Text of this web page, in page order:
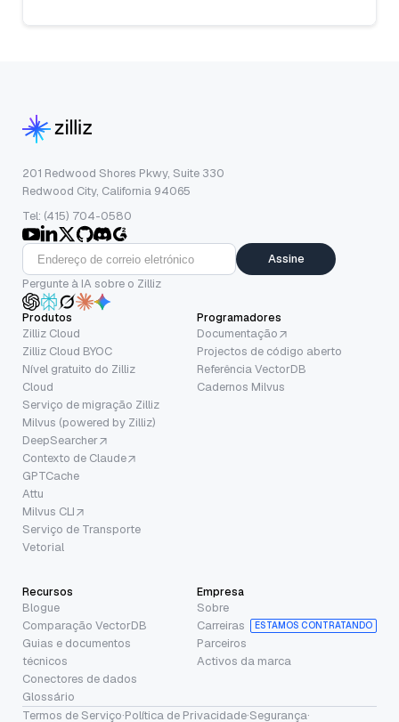
201 Redwood Shores Pkwy, Suite 330
Redwood City, California 94065
Tel: (415) 704-0580
Assine
Pergunte à IA sobre o Zilliz
Produtos
Zilliz Cloud
Zilliz Cloud BYOC
Nível gratuito do Zilliz
Cloud
Serviço de migração Zilliz
Milvus (powered by Zilliz)
DeepSearcher
Contexto de Claude
GPTCache
Attu
Milvus CLI
Serviço de Transporte
Vetorial
Programadores
Documentação
Projectos de código aberto
Referência VectorDB
Cadernos Milvus
Recursos
Blogue
Comparação VectorDB
Guias e documentos
técnicos
Conectores de dados
Glossário
Empresa
Sobre
Carreiras
ESTAMOS CONTRATANDO
Parceiros
Activos da marca
Termos de Serviço·Política de Privacidade·Segurança·